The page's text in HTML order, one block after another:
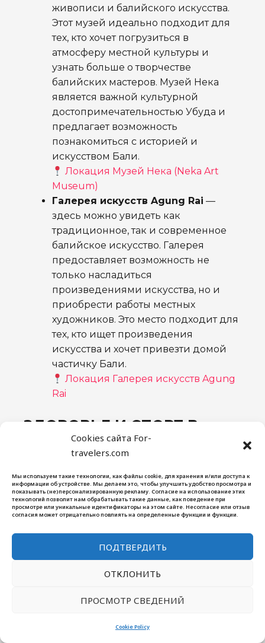
Cookies сайта For-
travelers.com
Мы используем такие технологии, как файлы cookie, для хранения и/или доступа к
информации об устройстве. Мы делаем это, чтобы улучшить удобство просмотра и
показывать (не)персонализированную рекламу. Согласие на использование этих
технологий позволит нам обрабатывать такие данные, как поведение при
просмотре или уникальные идентификаторы на этом сайте. Несогласие или отзыв
согласия может отрицательно повлиять на определенные функции и функции.
ПОДТВЕРДИТЬ
ОТКЛОНИТЬ
ПРОСМОТР СВЕДЕНИЙ
Cookie Policy
живописи и балийского искусства.
Этот музей идеально подходит для
тех, кто хочет погрузиться в
атмосферу местной культуры и
узнать больше о творчестве
балийских мастеров. Музей Нека
является важной культурной
достопримечательностью Убуда и
предлагает возможность
познакомиться с историей и
искусством Бали.
Локация Музей Нека (Neka Art
Museum)
Галерея искусств Agung Rai —
здесь можно увидеть как
традиционное, так и современное
балийское искусство. Галерея
предоставляет возможность не
только насладиться
произведениями искусства, но и
приобрести работы местных
художников. Это место подходит для
тех, кто ищет произведения
искусства и хочет привезти домой
частичку Бали.
Локация Галерея искусств Agung
Rai
ЗДОРОВЬЕ И СПОРТ В
УБУДЕ
но и возможностями для занятия спортом
и оздоровления. В этом разделе
расскажем о лучших местах для занятия
спортом и восстановительных процедур
на Бали.
Бали для занятий йогой и
Radiantly Alive